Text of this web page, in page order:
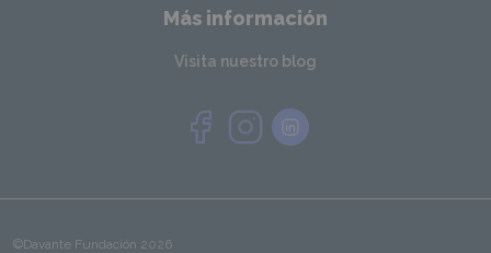
Más información
Visita nuestro blog
©Davante Fundación 2026